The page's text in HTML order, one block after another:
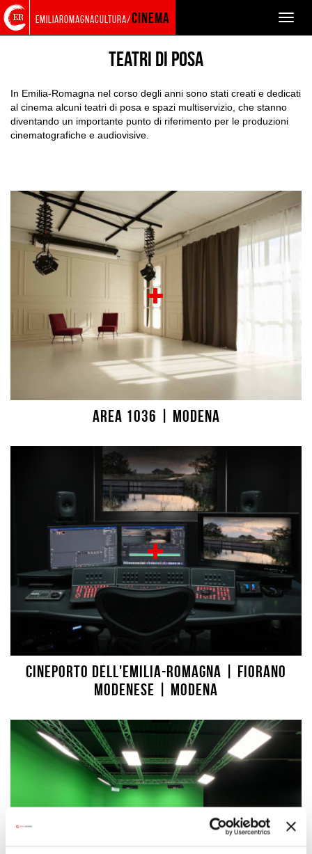
Torna
alla
home
Cerca
nel
sito
Salta
ai
contenuti
Salta
al
menu
Toggle
emiliaromagnacultura/cinema
E-R FILM COMMISSION LOCATION
teatri di posa
In Emilia-Romagna nel corso degli anni sono stati creati e dedicati
al cinema alcuni teatri di posa e spazi multiservizio, che stanno
diventando un importante punto di riferimento per le produzioni
cinematografiche e audiovisive.
Area 1036 | Modena
Cineporto dell'Emilia-Romagna | Fiorano
Modenese | Modena